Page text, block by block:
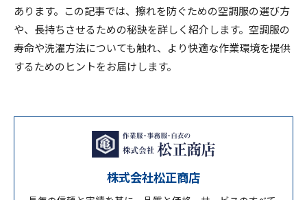
あります。この記事では、擦れを防ぐための空調服の選び方
や、長持ちさせるための秘訣を詳しく紹介します。空調服の
寿命や洗濯方法についても触れ、より快適な作業環境を提供
するためのヒントをお届けします。
株式会社松正商店